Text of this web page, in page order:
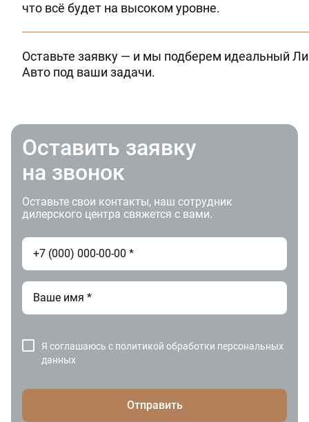
что всё будет на высоком уровне.
Оставьте заявку — и мы подберем идеальный Ли
Авто под ваши задачи.
Оставить заявку
на звонок
Оставьте свои контакты, наш сотрудник
дилерского центра свяжется с вами.
Я соглашаюсь с политикой обработки персональных
данных
Отправить